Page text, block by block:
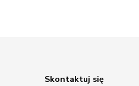
Skontaktuj się